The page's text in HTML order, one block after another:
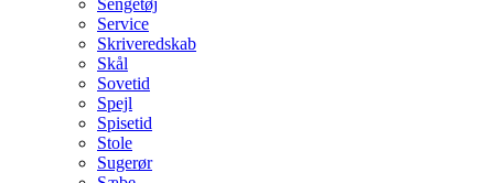
Sengetøj
Service
Skriveredskab
Skål
Sovetid
Spejl
Spisetid
Stole
Sugerør